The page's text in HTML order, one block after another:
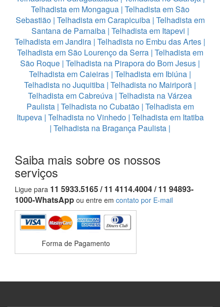
Telhadista em Mongagua| Telhadista em São
Sebastião| Telhadista em Carapicuiba| Telhadista em
Santana de Parnaiba| Telhadista em Itapevi |
Telhadista em Jandira | Telhadista no Embu das Artes |
Telhadista em São Lourenço da Serra| Telhadista em
São Roque | Telhadista na Pirapora do Bom Jesus |
Telhadista em Caieiras | Telhadista em Ibiúna |
Telhadista no Juquitiba | Telhadista no Mairiporã |
Telhadista em Cabreúva | Telhadista na Várzea
Paulista| Telhadista no Cubatão| Telhadista em
Itupeva| Telhadista no Vinhedo| Telhadista em Itatiba
| Telhadista na Bragança Paulista |
Saiba mais sobre os nossos
serviços
Ligue para 11 5933.5165 / 11 4114.4004 / 11 94893-
1000-WhatsApp ou entre em contato por E-mail
Forma de Pagamento